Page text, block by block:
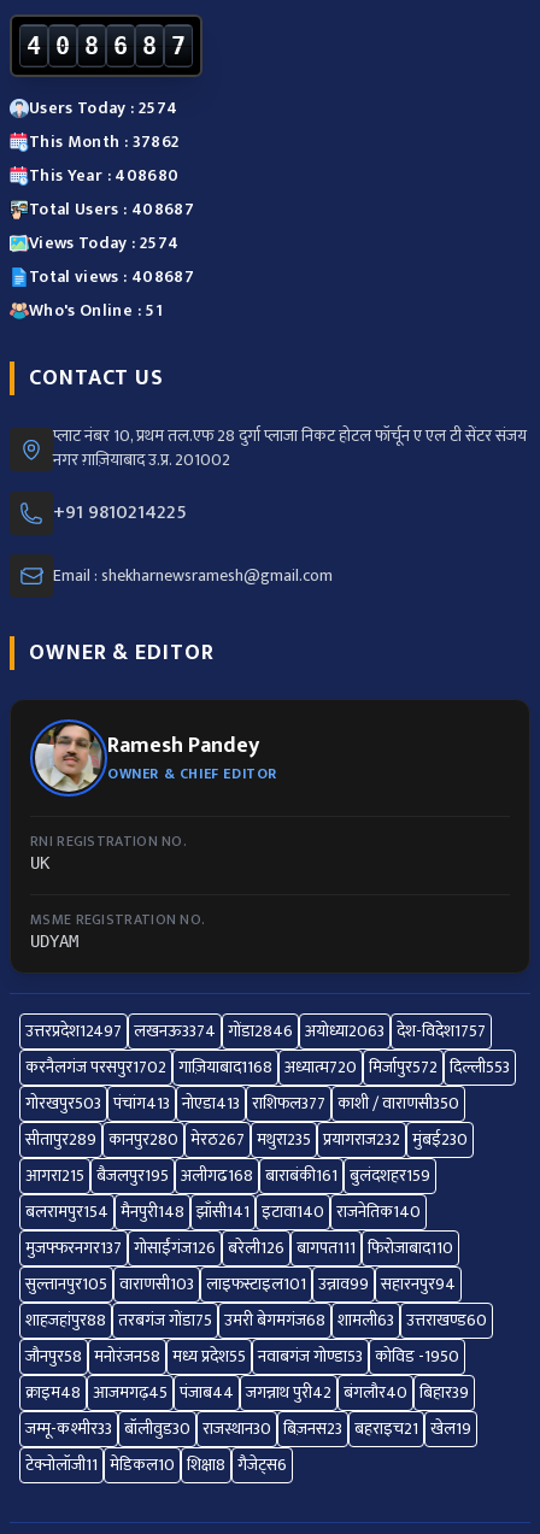
4 0 8 6 8 7
Users Today : 2574
This Month : 37862
This Year : 408680
Total Users : 408687
Views Today : 2574
Total views : 408687
Who's Online : 51
CONTACT US
प्लाट नंबर 10, प्रथम तल.एफ 28 दुर्गा प्लाजा निकट होटल फॉर्चून ए एल टी सेंटर संजय
नगर ग़ाज़ियाबाद उ.प्र. 201002
+91 9810214225
Email : shekharnewsramesh@gmail.com
OWNER & EDITOR
Ramesh Pandey
OWNER & CHIEF EDITOR
RNI REGISTRATION NO.
UK
MSME REGISTRATION NO.
UDYAM
उत्तरप्रदेश12497 लखनऊ3374 गोंडा2846 अयोध्या2063 देश-विदेश1757
करनैलगंज परसपुर1702 गाज़ियाबाद1168 अध्यात्म720 मिर्जापुर572 दिल्ली553
गोरखपुर503 पंचांग413 नोएडा413 राशिफल377 काशी / वाराणसी350
सीतापुर289 कानपुर280 मेरठ267 मथुरा235 प्रयागराज232 मुंबई230
आगरा215 बैजलपुर195 अलीगढ168 बाराबंकी161 बुलंदशहर159
बलरामपुर154 मैनपुरी148 झाँसी141 इटावा140 राजनेतिक140
मुजफ्फरनगर137 गोसाईंगंज126 बरेली126 बागपत111 फिरोजाबाद110
सुल्तानपुर105 वाराणसी103 लाइफस्टाइल101 उन्नाव99 सहारनपुर94
शाहजहांपुर88 तरबगंज गोंडा75 उमरी बेगमगंज68 शामली63 उत्तराखण्ड60
जौनपुर58 मनोरंजन58 मध्य प्रदेश55 नवाबगंज गोण्डा53 कोविड -1950
क्राइम48 आजमगढ़45 पंजाब44 जगन्नाथ पुरी42 बंगलौर40 बिहार39
जम्मू-कश्मीर33 बॉलीवुड30 राजस्थान30 बिज़नस23 बहराइच21 खेल19
टेक्नोलॉजी11 मेडिकल10 शिक्षा8 गैजेट्स6